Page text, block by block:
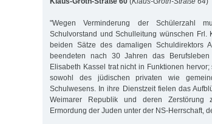
"Wegen Verminderung der Schülerzahl
Schulvorstand und Schulleitung wünschen Frl.
beiden Sätze des damaligen Schuldirektors
beendeten nach 30 Jahren das
Elisabeth Kassel trat nicht in Funktionen
sowohl des jüdischen privaten wie
Schulwesens. In ihre Dienstzeit fielen das
Weimarer Republik und deren Zerstörung
Ermordung der Juden unter der NS-Herrschaft,